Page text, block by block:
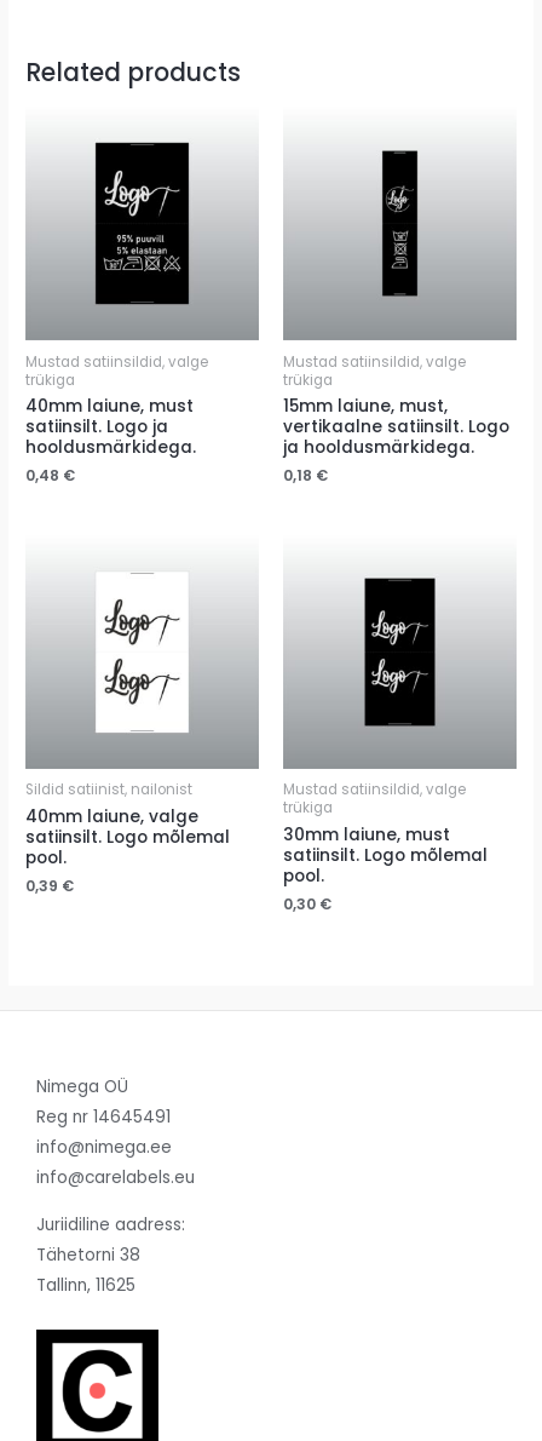
Related products
Mustad satiinsildid, valge
trükiga
40mm laiune, must
satiinsilt. Logo ja
hooldusmärkidega.
0,48 €
Mustad satiinsildid, valge
trükiga
15mm laiune, must,
vertikaalne satiinsilt. Logo
ja hooldusmärkidega.
0,18 €
Sildid satiinist, nailonist
40mm laiune, valge
satiinsilt. Logo mõlemal
pool.
0,39 €
Mustad satiinsildid, valge
trükiga
30mm laiune, must
satiinsilt. Logo mõlemal
pool.
0,30 €
Nimega OÜ
Reg nr 14645491
info@nimega.ee
info@carelabels.eu
Juriidiline aadress:
Tähetorni 38
Tallinn, 11625